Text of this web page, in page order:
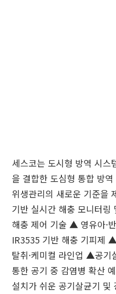
세스코는 도시형 방역 시스
을 결합한 도심형 통합 방
위생관리의 새로운 기준을
기반 실시간 해충 모니터
해충 제어 기술 ▲ 영유아·
IR3535 기반 해충 기피제
탈취·케미컬 라인업 ▲공기
통한 공기 중 감염병 확산
설치가 쉬운 공기살균기 및